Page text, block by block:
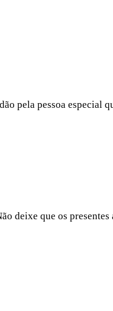
pela pessoa especial
deixe que os